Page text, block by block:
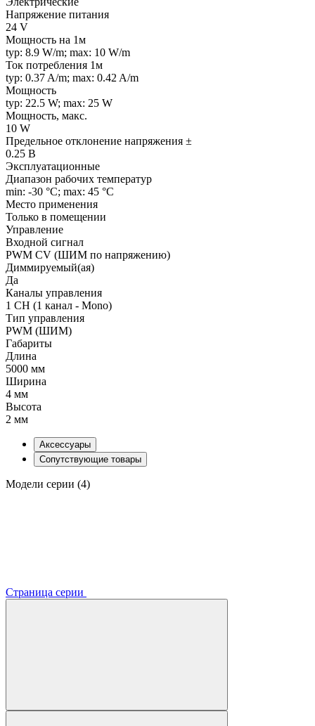
Напряжение питания
24 V
Мощность на 1м
typ: 8.9 W/m; max: 10 W/m
Ток потребления 1м
typ: 0.37 A/m; max: 0.42 A/m
Мощность
typ: 22.5 W; max: 25 W
Мощность, макс.
10 W
Предельное отклонение напряжения ±
0.25 В
Эксплуатационные
Диапазон рабочих температур
min: -30 °C; max: 45 °C
Место применения
Только в помещении
Управление
Входной сигнал
PWM СV (ШИМ по напряжению)
Диммируемый(ая)
Да
Каналы управления
1 CH (1 канал - Mono)
Тип управления
PWM (ШИМ)
Габариты
Длина
5000 мм
Ширина
4 мм
Высота
2 мм
Аксессуары
Сопутствующие товары
Модели серии (4)
Страница серии